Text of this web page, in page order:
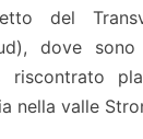
del
dove
nella valle